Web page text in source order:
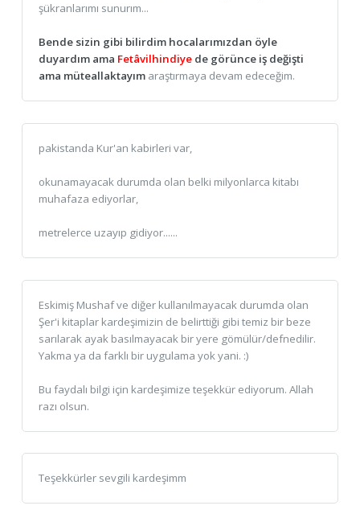
şükranlarımı sunurım...
Bende sizin gibi bilirdim hocalarımızdan öyle
duyardım ama Fetâvilhindiye de görünce iş değişti
ama müteallaktayımaraştırmaya devam edeceğim.
pakistanda Kur'an kabirleri var,
okunamayacak durumda olan belki milyonlarca kitabı
muhafaza ediyorlar,
metrelerce uzayıp gidiyor......
Eskimiş Mushaf ve diğer kullanılmayacak durumda olan
Şer'i kitaplar kardeşimizin de belirttiği gibi temiz bir beze
sarılarak ayak basılmayacak bir yere gömülür/defnedilir.
Yakma ya da farklı bir uygulama yok yani. :)
Bu faydalı bilgi için kardeşimize teşekkür ediyorum. Allah
razı olsun.
Teşekkürler sevgili kardeşimm